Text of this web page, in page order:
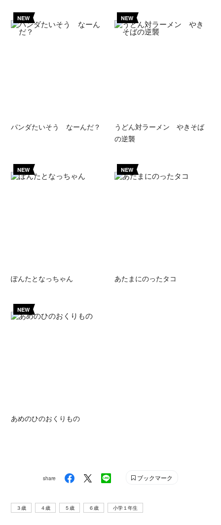
NEW
パンダたいそう なーんだ？
NEW
うどん対ラーメン やきそば
の逆襲
NEW
ぽんたとなっちゃん
NEW
あたまにのったタコ
NEW
あめのひのおくりもの
share ブックマーク
３歳 ４歳 ５歳 ６歳 小学１年生